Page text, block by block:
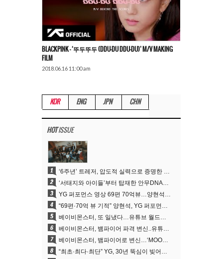
BLACKPINK – ‘뚜두뚜두 (DDU-DU DDU-DU)’ M/V MAKING
FILM
2018.06.16 11:00 am
KOR ENG JPN CHN
HOTISSUE
1 ‘6주년’ 트레저, 압도적 실력으로 증명한 ‘YG의 보물’ 진가
2 ‘서태지와 아이들’부터 탑재한 안무DNA…양현석, YG 퍼포먼스 비디오 70억 뷰 신화의 시작
3 YG 퍼포먼스 영상 69편 70억뷰…양현석 제작 철학 통했다
4 “69편·70억 뷰 기적” 양현석, YG 퍼포먼스 비디오 100% 직접 만든 이유
5 베이비몬스터, 또 일냈다…유튜브 월드와이드 1위
6 베이비몬스터, 뱀파이어 파격 변신..유튜브 트렌딩 1위 직행
7 베이비몬스터, 뱀파이어로 변신…‘MOON’으로 찍은 3개월 프로젝트
8 “최초·최다·최단” YG, 30년 뚝심이 빚어낸 K팝 투어의 새 지평